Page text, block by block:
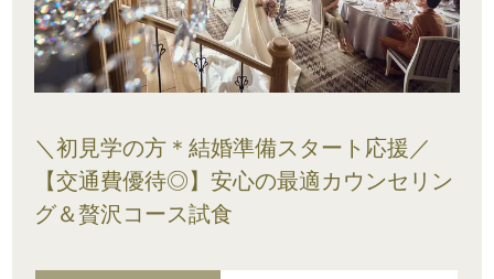
＼初見学の方＊結婚準備スタート応援／
【交通費優待◎】安心の最適カウンセリン
グ＆贅沢コース試食